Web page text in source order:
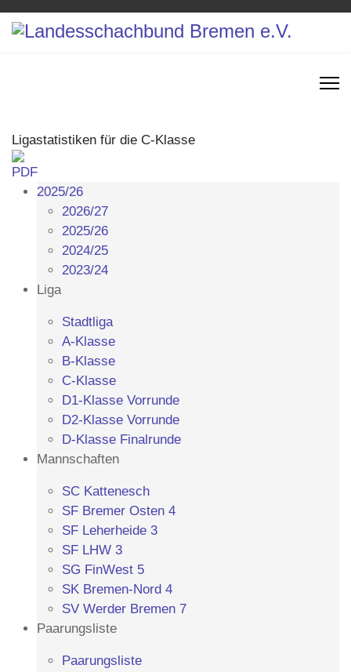
Ligastatistiken für die C-Klasse
2025/26
2026/27
2025/26
2024/25
2023/24
Liga
Stadtliga
A-Klasse
B-Klasse
C-Klasse
D1-Klasse Vorrunde
D2-Klasse Vorrunde
D-Klasse Finalrunde
Mannschaften
SC Kattenesch
SF Bremer Osten 4
SF Leherheide 3
SF LHW 3
SG FinWest 5
SK Bremen-Nord 4
SV Werder Bremen 7
Paarungsliste
Paarungsliste